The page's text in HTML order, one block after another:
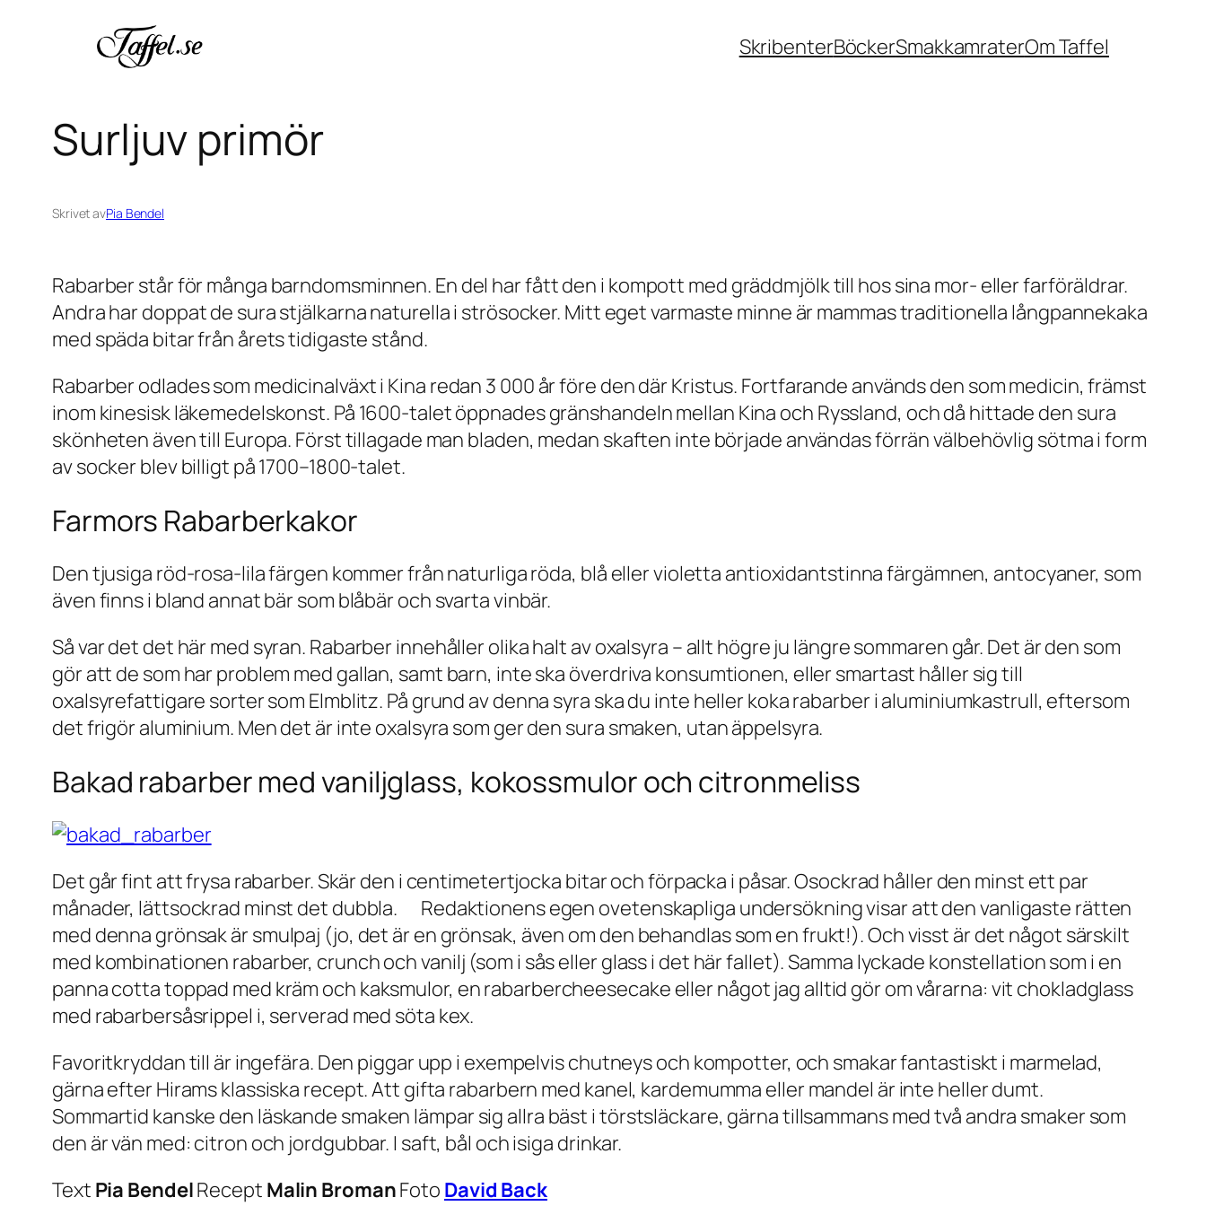
SkribenterBöckerSmakkamraterOm Taffel
Surljuv primör
Skrivet avPia Bendel
Rabarber står för många barndomsminnen. En del har fått den i kompott med gräddmjölk till hos sina mor- eller farföräldrar.
Andra har doppat de sura stjälkarna naturella i strösocker. Mitt eget varmaste minne är mammas traditionella långpannekaka
med späda bitar från årets tidigaste stånd.
Rabarber odlades som medicinalväxt i Kina redan 3 000 år före den där Kristus. Fortfarande används den som medicin, främst
inom kinesisk läkemedelskonst. På 1600-talet öppnades gränshandeln mellan Kina och Ryssland, och då hittade den sura
skönheten även till Europa. Först tillagade man bladen, medan skaften inte började användas förrän välbehövlig sötma i form
av socker blev billigt på 1700–1800-talet.
Farmors Rabarberkakor
Den tjusiga röd-rosa-lila färgen kommer från naturliga röda, blå eller violetta antioxidantstinna färgämnen, antocyaner, som
även finns i bland annat bär som blåbär och svarta vinbär.
Så var det det här med syran. Rabarber innehåller olika halt av oxalsyra – allt högre ju längre sommaren går. Det är den som
gör att de som har problem med gallan, samt barn, inte ska överdriva konsumtionen, eller smartast håller sig till
oxalsyrefattigare sorter som Elmblitz. På grund av denna syra ska du inte heller koka rabarber i aluminiumkastrull, eftersom
det frigör aluminium. Men det är inte oxalsyra som ger den sura smaken, utan äppelsyra.
Bakad rabarber med vaniljglass, kokossmulor och citronmeliss
Det går fint att frysa rabarber. Skär den i centimetertjocka bitar och förpacka i påsar. Osockrad håller den minst ett par
månader, lättsockrad minst det dubbla. Redaktionens egen ovetenskapliga undersökning visar att den vanligaste rätten
med denna grönsak är smulpaj (jo, det är en grönsak, även om den behandlas som en frukt!). Och visst är det något särskilt
med kombinationen rabarber, crunch och vanilj (som i sås eller glass i det här fallet). Samma lyckade konstellation som i en
panna cotta toppad med kräm och kaksmulor, en rabarbercheesecake eller något jag alltid gör om vårarna: vit chokladglass
med rabarbersåsrippel i, serverad med söta kex.
Favoritkryddan till är ingefära. Den piggar upp i exempelvis chutneys och kompotter, och smakar fantastiskt i marmelad,
gärna efter Hirams klassiska recept. Att gifta rabarbern med kanel, kardemumma eller mandel är inte heller dumt.
Sommartid kanske den läskande smaken lämpar sig allra bäst i törstsläckare, gärna tillsammans med två andra smaker som
den är vän med: citron och jordgubbar. I saft, bål och isiga drinkar.
Text Pia BendelRecept Malin BromanFoto David Back